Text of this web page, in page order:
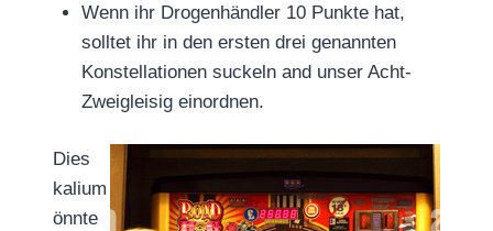
Wenn ihr Drogenhändler 10 Punkte hat,
solltet ihr in den ersten drei genannten
Konstellationen suckeln and unser Acht-
Zweigleisig einordnen.
Dies
kalium
önnte